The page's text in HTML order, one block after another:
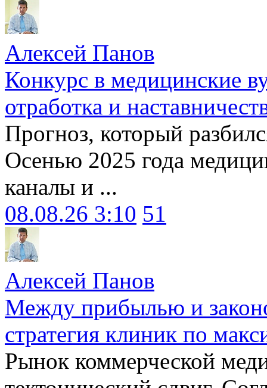
Алексей Панов
Конкурс в медицинские
отработка и
Прогноз, который
Осенью 2025 года
каналы и ...
08.08.26 3:10 51
Алексей Панов
Между прибылью и
стратегия клиник по
Рынок коммерческой